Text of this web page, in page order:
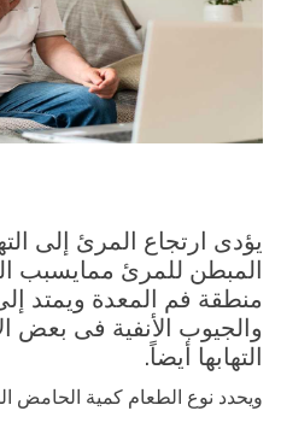
يؤدى ارتجاع المرئ إلى
المبطن للمرئ ممايسبب
منطقة فم المعدة ويمتد
والجيوب الأنفية فى بعض
التهابها أيضاً.
ويحدد نوع الطعام كمية الحامض